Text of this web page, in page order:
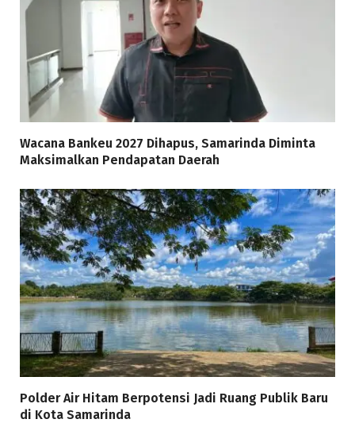
Wacana Bankeu 2027 Dihapus, Samarinda Diminta
Maksimalkan Pendapatan Daerah
Polder Air Hitam Berpotensi Jadi Ruang Publik Baru
di Kota Samarinda